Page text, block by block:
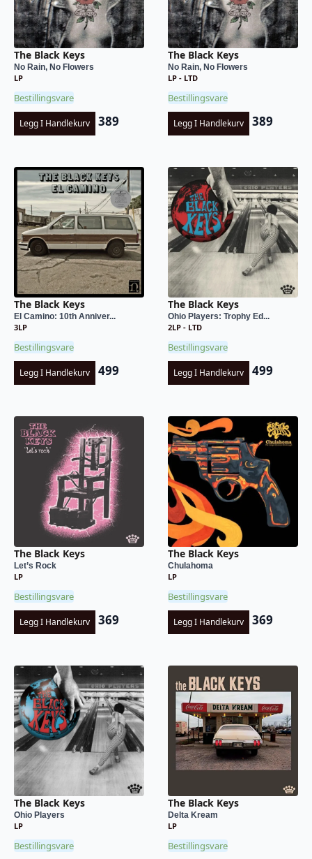
The Black Keys
No Rain, No Flowers
LP
Bestillingsvare
Legg I Handlekurv 389
The Black Keys
No Rain, No Flowers
LP - LTD
Bestillingsvare
Legg I Handlekurv 389
The Black Keys
El Camino: 10th Anniver...
3LP
Bestillingsvare
Legg I Handlekurv 499
The Black Keys
Ohio Players: Trophy Ed...
2LP - LTD
Bestillingsvare
Legg I Handlekurv 499
The Black Keys
Let’s Rock
LP
Bestillingsvare
Legg I Handlekurv 369
The Black Keys
Chulahoma
LP
Bestillingsvare
Legg I Handlekurv 369
The Black Keys
Ohio Players
LP
Bestillingsvare
The Black Keys
Delta Kream
LP
Bestillingsvare